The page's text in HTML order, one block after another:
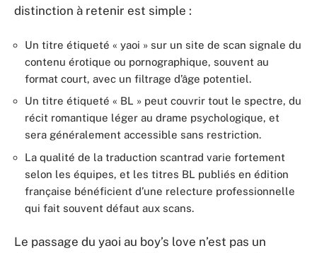
distinction à retenir est simple :
Un titre étiqueté « yaoi » sur un site de scan signale du
contenu érotique ou pornographique, souvent au
format court, avec un filtrage d’âge potentiel.
Un titre étiqueté « BL » peut couvrir tout le spectre, du
récit romantique léger au drame psychologique, et
sera généralement accessible sans restriction.
La qualité de la traduction scantrad varie fortement
selon les équipes, et les titres BL publiés en édition
française bénéficient d’une relecture professionnelle
qui fait souvent défaut aux scans.
Le passage du yaoi au boy’s love n’est pas un